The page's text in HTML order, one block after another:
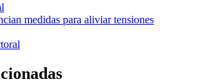
medidas para aliviar tensiones